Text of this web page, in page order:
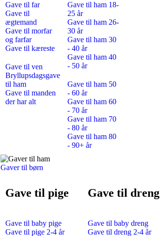
Gave til far
Gave til
ægtemand
Gave til morfar
og farfar
Gave til kæreste
Gave til ven
Bryllupsdagsgave
til ham
Gave til manden
der har alt
Gave til ham 18-
25 år
Gave til ham 26-
30 år
Gave til ham 30
- 40 år
Gave til ham 40
- 50 år
Gave til ham 50
- 60 år
Gave til ham 60
- 70 år
Gave til ham 70
- 80 år
Gave til ham 80
- 90+ år
Gaver til børn
Gave til pige
Gave til baby pige
Gave til pige 2-4 år
Gave til dreng
Gave til baby dreng
Gave til dreng 2-4 år